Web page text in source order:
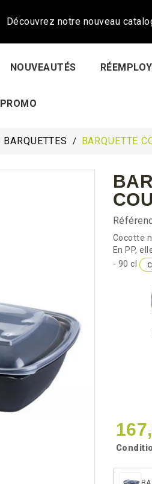
Découvrez notre nouveau
NOUVEAUTÉS
PROMO
BARQUETTES BARQUETTE
Cocotte
En PP,
- 90 cl